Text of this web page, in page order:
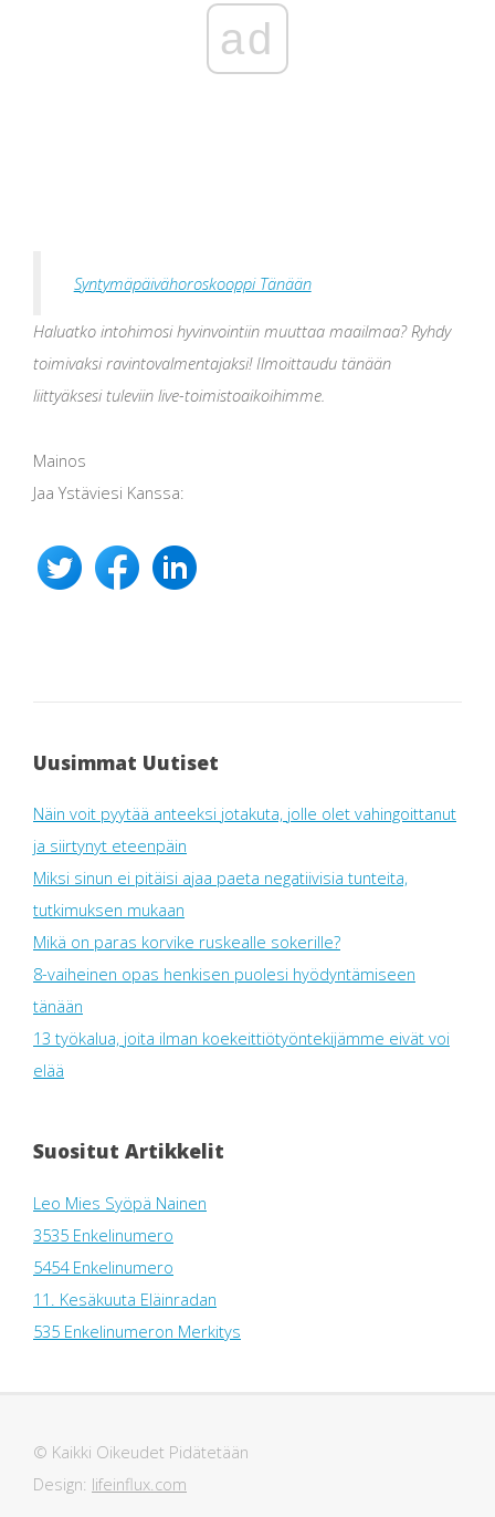
ad
Syntymäpäivähoroskooppi Tänään
Haluatko intohimosi hyvinvointiin muuttaa maailmaa? Ryhdy
toimivaksi ravintovalmentajaksi! Ilmoittaudu tänään
liittyäksesi tuleviin live-toimistoaikoihimme.
Mainos
Jaa Ystäviesi Kanssa:
Uusimmat Uutiset
Näin voit pyytää anteeksi jotakuta, jolle olet vahingoittanut
ja siirtynyt eteenpäin
Miksi sinun ei pitäisi ajaa paeta negatiivisia tunteita,
tutkimuksen mukaan
Mikä on paras korvike ruskealle sokerille?
8-vaiheinen opas henkisen puolesi hyödyntämiseen
tänään
13 työkalua, joita ilman koekeittiötyöntekijämme eivät voi
elää
Suositut Artikkelit
Leo Mies Syöpä Nainen
3535 Enkelinumero
5454 Enkelinumero
11. Kesäkuuta Eläinradan
535 Enkelinumeron Merkitys
© Kaikki Oikeudet Pidätetään
Design: lifeinflux.com